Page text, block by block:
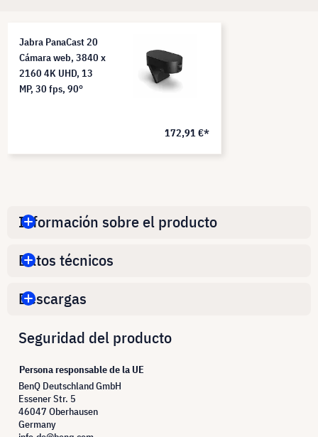
Jabra PanaCast 20
Cámara web, 3840 x
2160 4K UHD, 13
MP, 30 fps, 90°
172,91 €*
Información sobre el producto
Datos técnicos
Descargas
Seguridad del producto
Persona responsable de la UE
BenQ Deutschland GmbH
Essener Str. 5
46047 Oberhausen
Germany